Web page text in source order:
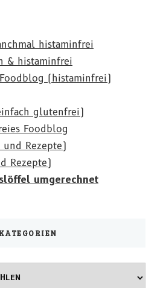
histaminfrei
& histaminfrei
(histaminfrei)
glutenfrei)
Foodblog
und Rezepte)
Rezepte)
umgerechnet
KATEGORIEN